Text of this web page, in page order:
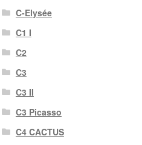
C-Elysée
C1 I
C2
C3
C3 II
C3 Picasso
C4 CACTUS